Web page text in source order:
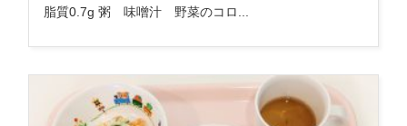
脂質0.7g 粥 味噌汁 野菜のコロ...